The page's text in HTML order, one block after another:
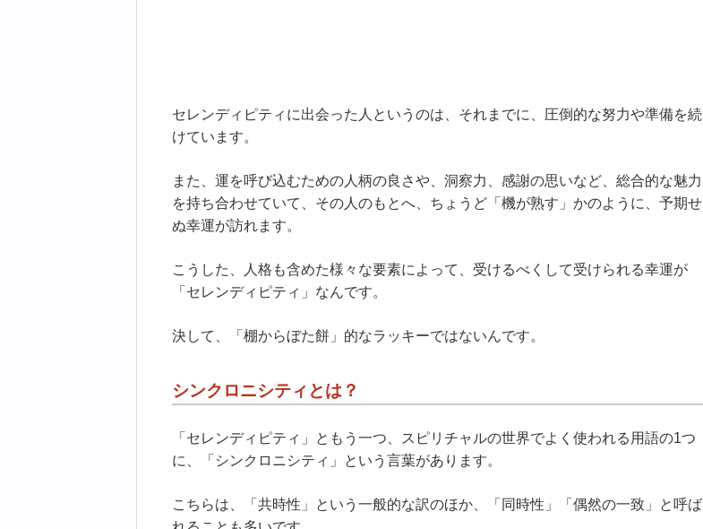
セレンディピティに出会った人というのは、それまでに、圧倒的な努力や準備を続
けています。
また、運を呼び込むための人柄の良さや、洞察力、感謝の思いなど、総合的な魅力
を持ち合わせていて、その人のもとへ、ちょうど「機が熟す」かのように、予期せ
ぬ幸運が訪れます。
こうした、人格も含めた様々な要素によって、受けるべくして受けられる幸運が
「セレンディピティ」なんです。
決して、「棚からぼた餅」的なラッキーではないんです。
シンクロニシティとは？
「セレンディピティ」ともう一つ、スピリチャルの世界でよく使われる用語の1つ
に、「シンクロニシティ」という言葉があります。
こちらは、「共時性」という一般的な訳のほか、「同時性」「偶然の一致」と呼ば